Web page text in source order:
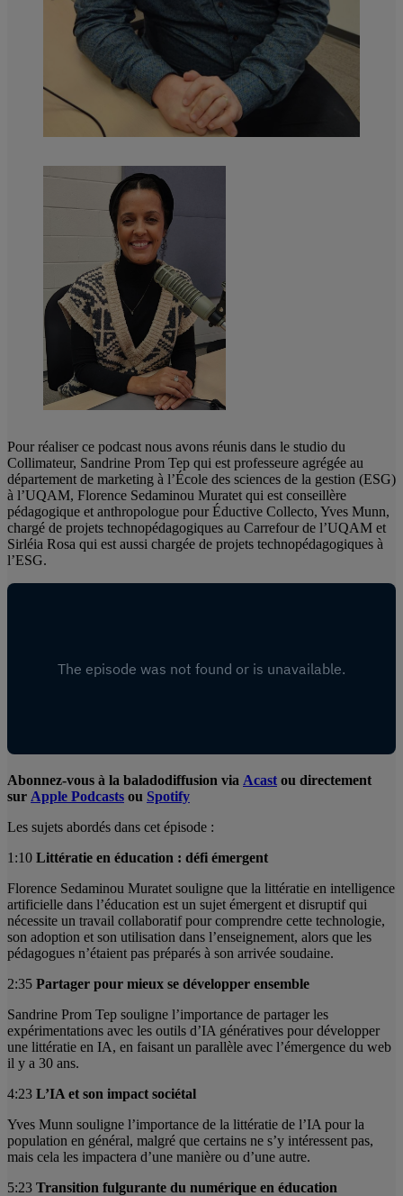
Pour réaliser ce podcast nous avons réunis dans le studio du
Collimateur, Sandrine Prom Tep qui est professeure agrégée au
département de marketing à l’École des sciences de la gestion (ESG)
à l’UQAM, Florence Sedaminou Muratet qui est conseillère
pédagogique et anthropologue pour Éductive Collecto, Yves Munn,
chargé de projets technopédagogiques au Carrefour de l’UQAM et
Sirléia Rosa qui est aussi chargée de projets technopédagogiques à
l’ESG.
Abonnez-vous à la baladodiffusion via Acast ou directement
sur Apple Podcasts ou Spotify
Les sujets abordés dans cet épisode :
1:10 Littératie en éducation : défi émergent
Florence Sedaminou Muratet souligne que la littératie en intelligence
artificielle dans l’éducation est un sujet émergent et disruptif qui
nécessite un travail collaboratif pour comprendre cette technologie,
son adoption et son utilisation dans l’enseignement, alors que les
pédagogues n’étaient pas préparés à son arrivée soudaine.
2:35 Partager pour mieux se développer ensemble
Sandrine Prom Tep souligne l’importance de partager les
expérimentations avec les outils d’IA génératives pour développer
une littératie en IA, en faisant un parallèle avec l’émergence du web
il y a 30 ans.
4:23 L’IA et son impact sociétal
Yves Munn souligne l’importance de la littératie de l’IA pour la
population en général, malgré que certains ne s’y intéressent pas,
mais cela les impactera d’une manière ou d’une autre.
5:23 Transition fulgurante du numérique en éducation